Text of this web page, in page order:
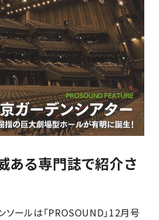
ある専門誌で紹介さ
ソールは「PROSOUND」12月号